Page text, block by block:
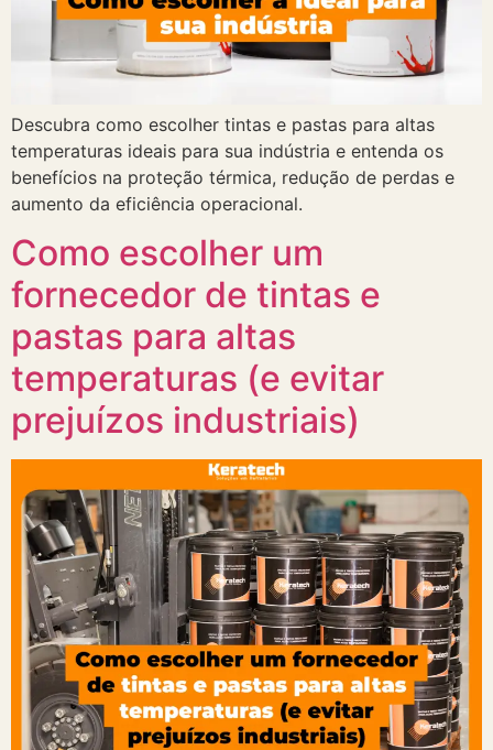
Descubra como escolher tintas e pastas para altas
temperaturas ideais para sua indústria e entenda os
benefícios na proteção térmica, redução de perdas e
aumento da eficiência operacional.
Como escolher um
fornecedor de tintas e
pastas para altas
temperaturas (e evitar
prejuízos industriais)